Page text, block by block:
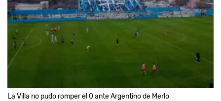
La Villa no pudo romper el 0 ante Argentino de Merlo